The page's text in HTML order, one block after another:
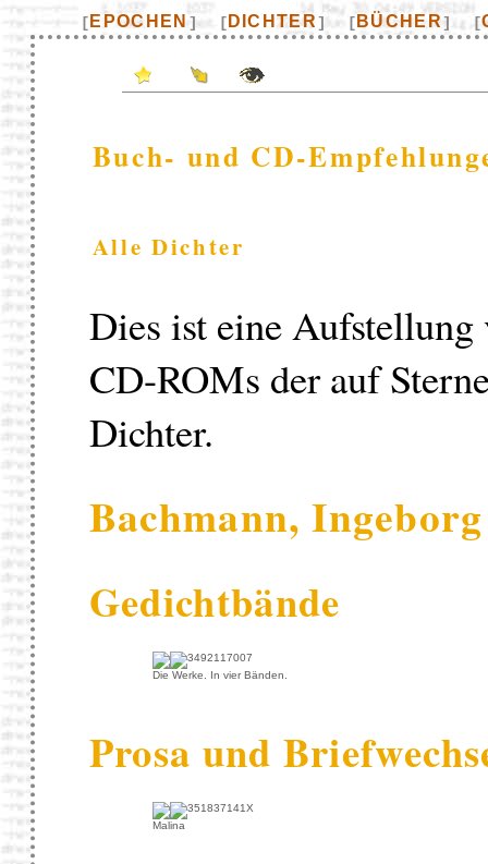
[ EPOCHEN ] [ DICHTER] [ BÜCHER] [
Buch- und CD-
Alle Dichter
Dies ist eine
CD-ROMs der auf
Dichter.
Bachmann, Ingeborg
Gedichtbände
Die Werke. In vier Bänden.
Prosa und
Malina